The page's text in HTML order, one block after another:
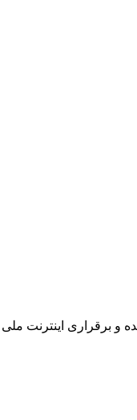
و برقراری اینترنت